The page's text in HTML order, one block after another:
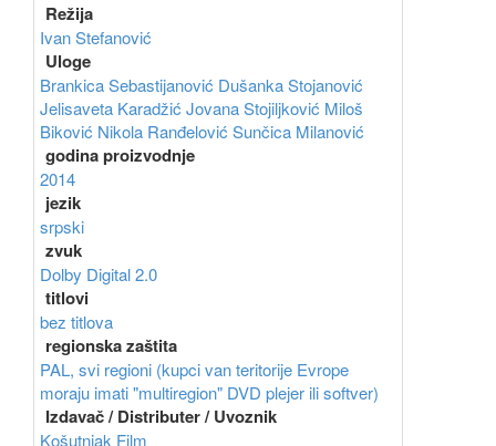
Režija
Ivan Stefanović
Uloge
Brankica Sebastijanović Dušanka Stojanović
Jelisaveta Karadžić Jovana Stojiljković Miloš
Biković Nikola Ranđelović Sunčica Milanović
godina proizvodnje
2014
jezik
srpski
zvuk
Dolby Digital 2.0
titlovi
bez titlova
regionska zaštita
PAL, svi regioni (kupci van teritorije Evrope
moraju imati "multiregion" DVD plejer ili softver)
Izdavač / Distributer / Uvoznik
Košutnjak Film